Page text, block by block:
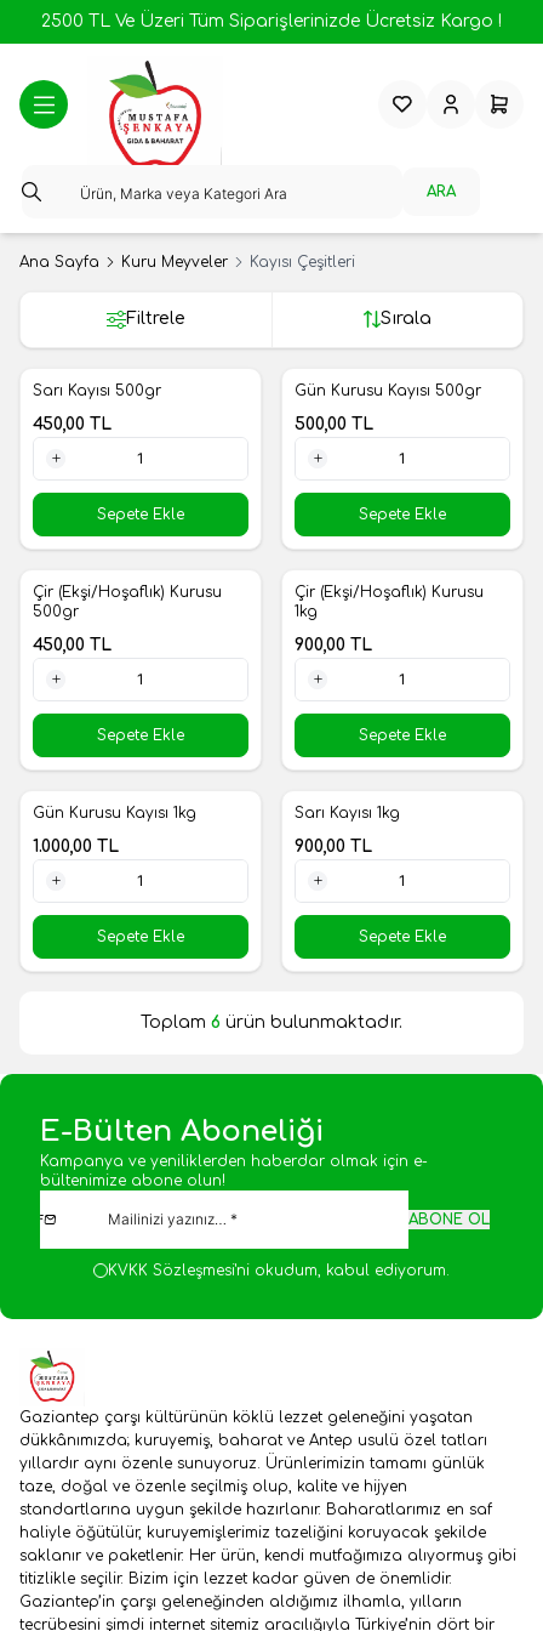
2500 TL Ve Üzeri Tüm Siparişlerinizde Ücretsiz Kargo !
ARA
FavorilerimHesabım
Ana Sayfa Kuru Meyveler Kayısı Çeşitleri
Filtrele Sırala
Sarı Kayısı 500gr
450,00 TL
Sepete Ekle
Gün Kurusu Kayısı 500gr
500,00 TL
Sepete Ekle
Yeni
Çir (Ekşi/Hoşaflık) Kurusu
500gr
450,00 TL
Sepete Ekle
Yeni
Çir (Ekşi/Hoşaflık) Kurusu
1kg
900,00 TL
Sepete Ekle
Gün Kurusu Kayısı 1kg
1.000,00 TL
Sepete Ekle
Sarı Kayısı 1kg
900,00 TL
Sepete Ekle
Toplam 6 ürün bulunmaktadır.
E-Bülten Aboneliği
Kampanya ve yeniliklerden haberdar olmak için e-
bültenimize abone olun!
ABONE OL
KVKK Sözleşmesi'niokudum, kabul ediyorum.
Gaziantep çarşı kültürünün köklü lezzet geleneğini yaşatan
dükkânımızda; kuruyemiş, baharat ve Antep usulü özel tatları
yıllardır aynı özenle sunuyoruz. Ürünlerimizin tamamı günlük
taze, doğal ve özenle seçilmiş olup, kalite ve hijyen
standartlarına uygun şekilde hazırlanır. Baharatlarımız en saf
haliyle öğütülür, kuruyemişlerimiz tazeliğini koruyacak şekilde
saklanır ve paketlenir. Her ürün, kendi mutfağımıza alıyormuş gibi
titizlikle seçilir. Bizim için lezzet kadar güven de önemlidir.
Gaziantep’in çarşı geleneğinden aldığımız ilhamla, yılların
tecrübesini şimdi internet sitemiz aracılığıyla Türkiye’nin dört bir